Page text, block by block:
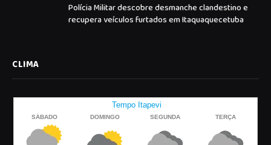
Polícia Militar descobre desmanche clandestino e
recupera veículos furtados em Itaquaquecetuba
CLIMA